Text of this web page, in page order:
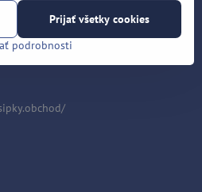
podrobnosti
Prijať všetky cookies